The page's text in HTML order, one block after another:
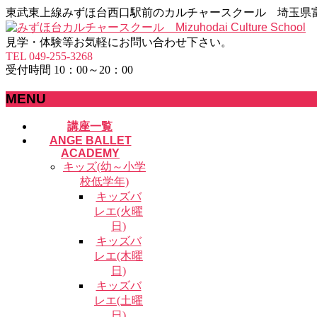
東武東上線みずほ台西口駅前のカルチャースクール 埼玉県
見学・体験等お気軽にお問い合わせ下さい。
TEL 049-255-3268
受付時間 10：00～20：00
MENU
講座一覧
ANGE BALLET
ACADEMY
キッズ(幼～小学
校低学年)
キッズバ
レエ(火曜
日)
キッズバ
レエ(木曜
日)
キッズバ
レエ(土曜